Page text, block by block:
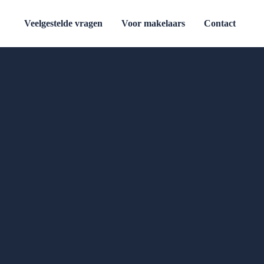
Veelgestelde vragen Voor makelaars Contact